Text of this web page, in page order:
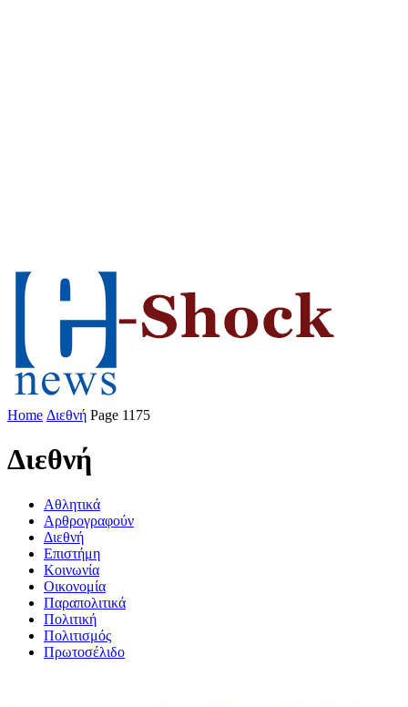
Home Διεθνή Page 1175
Διεθνή
Αθλητικά
Αρθρογραφούν
Διεθνή
Επιστήμη
Κοινωνία
Οικονομία
Παραπολιτικά
Πολιτική
Πολιτισμός
Πρωτοσέλιδο